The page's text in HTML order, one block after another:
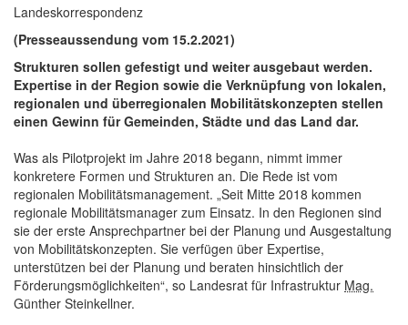
Landeskorrespondenz
(Presseaussendung vom 15.2.2021)
Strukturen sollen gefestigt und weiter ausgebaut werden.
Expertise in der Region sowie die Verknüpfung von lokalen,
regionalen und überregionalen Mobilitätskonzepten stellen
einen Gewinn für Gemeinden, Städte und das Land dar.
Was als Pilotprojekt im Jahre 2018 begann, nimmt immer
konkretere Formen und Strukturen an. Die Rede ist vom
regionalen Mobilitätsmanagement. „Seit Mitte 2018 kommen
regionale Mobilitätsmanager zum Einsatz. In den Regionen sind
sie der erste Ansprechpartner bei der Planung und Ausgestaltung
von Mobilitätskonzepten. Sie verfügen über Expertise,
unterstützen bei der Planung und beraten hinsichtlich der
Förderungsmöglichkeiten“, so Landesrat für Infrastruktur Mag.
Günther Steinkellner.